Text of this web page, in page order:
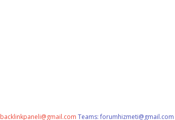
backlinkpaneli@gmail.com Teams:forumhizmeti@gmail.com